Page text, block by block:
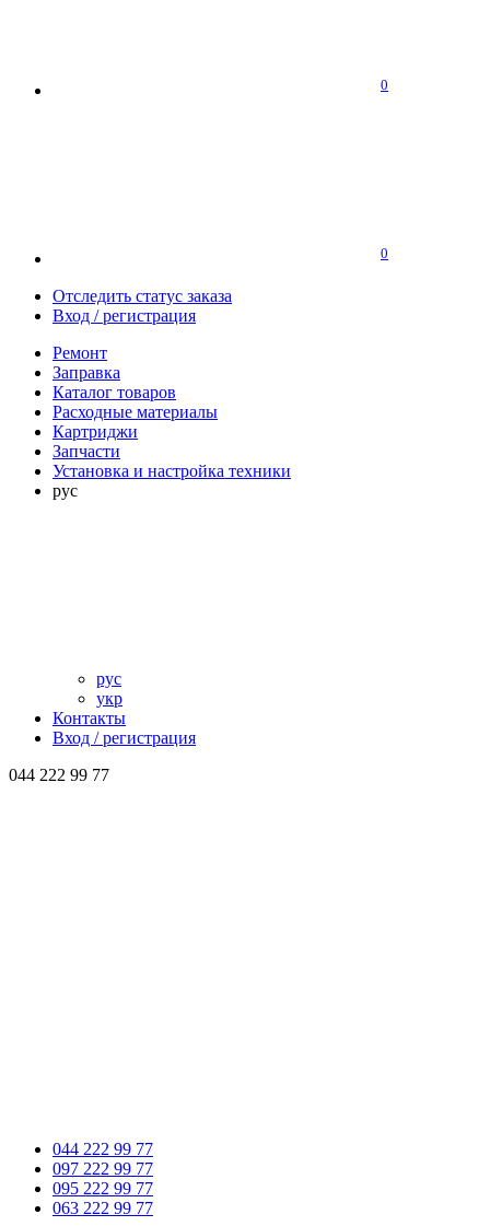
0
0
Отследить статус заказа
Вход / регистрация
Ремонт
Заправка
Каталог товаров
Расходные материалы
Картриджи
Запчасти
Установка и настройка техники
рус
рус
укр
Контакты
Вход / регистрация
044 222 99 77
044 222 99 77
097 222 99 77
095 222 99 77
063 222 99 77